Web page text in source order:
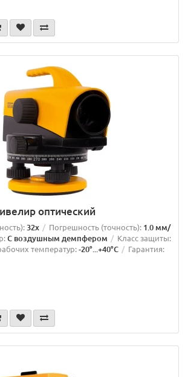
оптический
32x Погрешность (точность): 1.0 мм/
С воздушным демпфером Класс защиты:
температур:-20°...+40°C Гарантия: